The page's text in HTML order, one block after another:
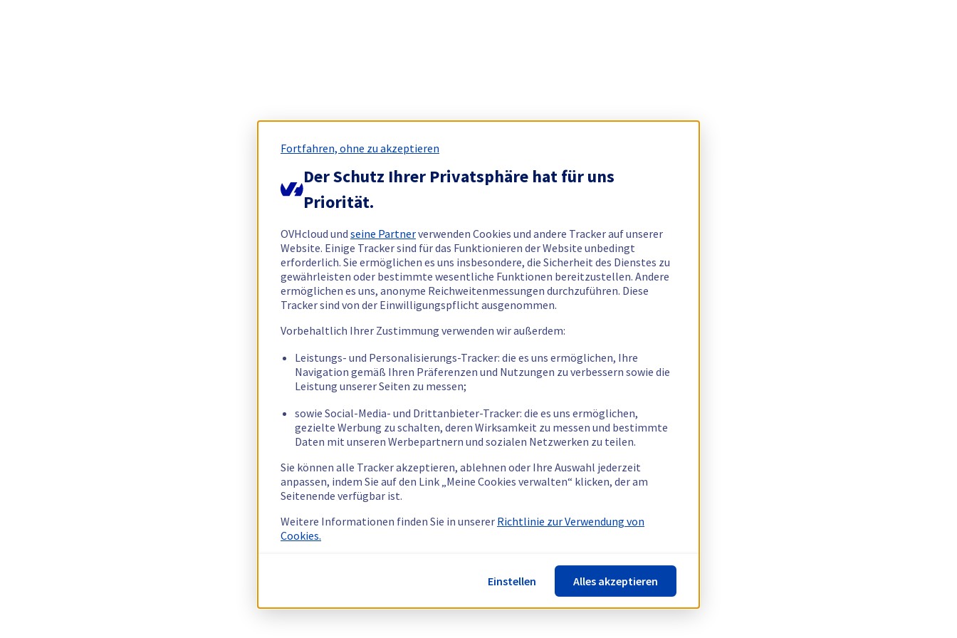
Fortfahren, ohne zu akzeptieren
Der Schutz Ihrer Privatsphäre hat für uns
Priorität.
OVHcloud und seine Partnerverwenden Cookies und andere Tracker auf unserer
Website. Einige Tracker sind für das Funktionieren der Website unbedingt
erforderlich. Sie ermöglichen es uns insbesondere, die Sicherheit des Dienstes zu
gewährleisten oder bestimmte wesentliche Funktionen bereitzustellen. Andere
ermöglichen es uns, anonyme Reichweitenmessungen durchzuführen. Diese
Tracker sind von der Einwilligungspflicht ausgenommen.
Vorbehaltlich Ihrer Zustimmung verwenden wir außerdem:
Leistungs- und Personalisierungs-Tracker: die es uns ermöglichen, Ihre
Navigation gemäß Ihren Präferenzen und Nutzungen zu verbessern sowie die
Leistung unserer Seiten zu messen;
sowie Social-Media- und Drittanbieter-Tracker: die es uns ermöglichen,
gezielte Werbung zu schalten, deren Wirksamkeit zu messen und bestimmte
Daten mit unseren Werbepartnern und sozialen Netzwerken zu teilen.
Sie können alle Tracker akzeptieren, ablehnen oder Ihre Auswahl jederzeit
anpassen, indem Sie auf den Link „Meine Cookies verwalten“ klicken, der am
Seitenende verfügbar ist.
Weitere Informationen finden Sie in unserer Richtlinie zur Verwendung von
Cookies.
Einstellen Alles akzeptieren